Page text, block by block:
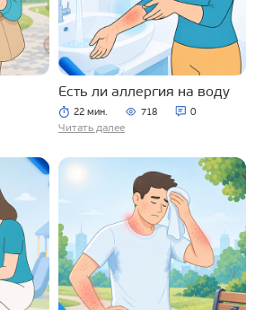
Есть ли аллергия на воду
22 мин. 718 0
Читать далее